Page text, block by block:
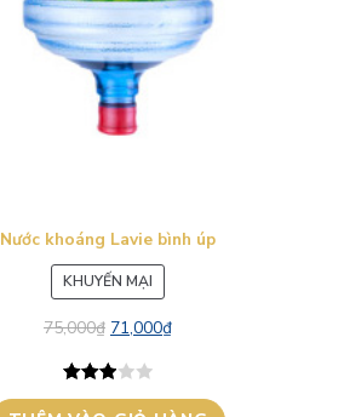
Nước khoáng Lavie bình úp
KHUYẾN MẠI
PHẨM
ĐANG
75,000₫ 71,000₫
3.00
1